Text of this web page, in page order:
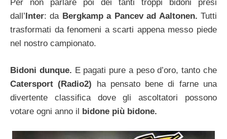
Per non parlare poi dei tanti troppi bidoni presi
dall’Inter: da Bergkamp a Pancev ad Aaltonen. Tutti
trasformati da fenomeni a scarti appena messo piede
nel nostro campionato.
Bidoni dunque. E pagati pure a peso d’oro, tanto che
Catersport (Radio2) ha pensato bene di farne una
divertente classifica dove gli ascoltatori possono
votare ogni anno il bidone più bidone.